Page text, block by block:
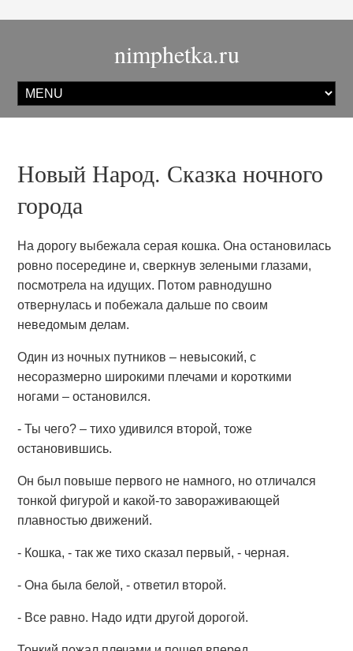
nimphetka.ru
Новый Народ. Сказка ночного
города
На дорогу выбежала серая кошка. Она остановилась
ровно посередине и, сверкнув зелеными глазами,
посмотрела на идущих. Потом равнодушно
отвернулась и побежала дальше по своим
неведомым делам.
Один из ночных путников – невысокий, с
несоразмерно широкими плечами и короткими
ногами – остановился.
- Ты чего? – тихо удивился второй, тоже
остановившись.
Он был повыше первого не намного, но отличался
тонкой фигурой и какой-то завораживающей
плавностью движений.
- Кошка, - так же тихо сказал первый, - черная.
- Она была белой, - ответил второй.
- Все равно. Надо идти другой дорогой.